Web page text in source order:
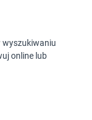
wyszukiwaniu
online lub